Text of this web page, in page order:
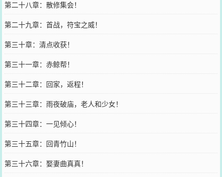
第二十八章：散修集会！
第二十九章：首战，符宝之威！
第三十章：清点收获！
第三十一章：赤鲸帮！
第三十二章：回家，返程！
第三十三章：雨夜破庙，老人和少女！
第三十四章：一见倾心！
第三十五章：回青竹山！
第三十六章：娶妻曲真真！